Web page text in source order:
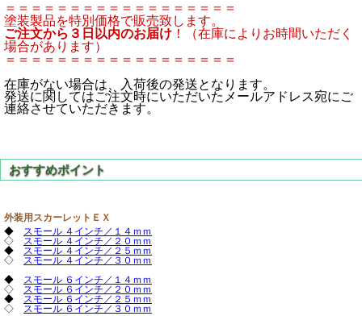
＝＝＝＝＝＝＝＝＝＝＝＝＝＝＝＝＝＝
塗装製品を特別価格で販売致します。
ご注文から３日以内のお届け ！（在庫によりお時間いただく
場合があります）
＝＝＝＝＝＝＝＝＝＝＝＝＝＝＝＝＝＝
在庫がない場合は、入荷後の発送となります。
発送に関してはご注文時にいただいたメールアドレス宛にご
連絡させていただきます。
外装用スカーレットＥＸ
◆ スモール ４インチ／１４ｍｍ
◇ スモール ４インチ／２０ｍｍ
◆ スモール ４インチ／２５ｍｍ
◇ スモール ４インチ／３０ｍｍ
◆ スモール ６インチ／１４ｍｍ
◇ スモール ６インチ／２０ｍｍ
◆ スモール ６インチ／２５ｍｍ
◇ スモール ６インチ／３０ｍｍ